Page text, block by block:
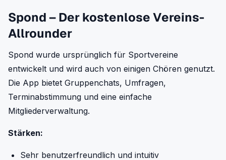
Spond – Der kostenlose Vereins-
Allrounder
Spond wurde ursprünglich für Sportvereine
entwickelt und wird auch von einigen Chören genutzt.
Die App bietet Gruppenchats, Umfragen,
Terminabstimmung und eine einfache
Mitgliederverwaltung.
Stärken:
Sehr benutzerfreundlich und intuitiv